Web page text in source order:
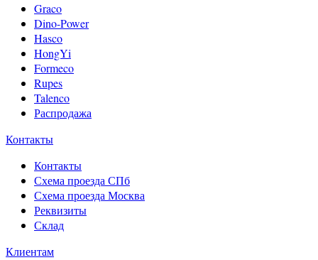
Graco
Dino-Power
Hasco
HongYi
Formeco
Rupes
Talenco
Распродажа
Контакты
Контакты
Схема проезда СПб
Схема проезда Москва
Реквизиты
Склад
Клиентам